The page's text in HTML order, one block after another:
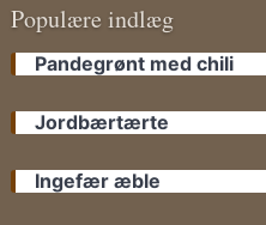
Populære indlæg
Pandegrønt med chili
Jordbærtærte
Ingefær æble